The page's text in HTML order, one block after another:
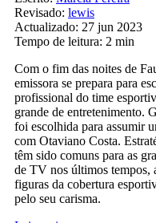
Revisado: lewis
Actualizado: 27 jun 2023
Tempo de leitura: 2 min
Com o fim das noites de
emissora se prepara para
profissional do time
grande de entretenimento.
foi escolhida para assumir
com Otaviano Costa.
têm sido comuns para as
de TV nos últimos tempos,
figuras da cobertura
pelo seu carisma.